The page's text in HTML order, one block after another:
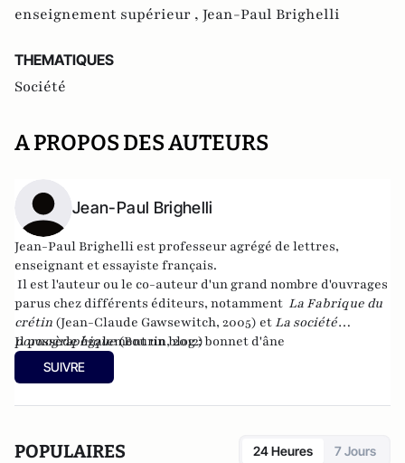
enseignement supérieur , Jean-Paul Brighelli
THEMATIQUES
Société
A PROPOS DES AUTEURS
Jean-Paul Brighelli
Jean-Paul Brighelli est professeur agrégé de lettres,
enseignant et essayiste français.
Il est l'auteur ou le co-auteur d'un grand nombre d'ouvrages
parus chez différents éditeurs, notamment La Fabrique du
crétin (Jean-Claude Gawsewitch, 2005) et La société
pornographique(Bourin, 2012)
Il possède également un blog :bonnet d'âne
SUIVRE
POPULAIRES 24 Heures 7 Jours